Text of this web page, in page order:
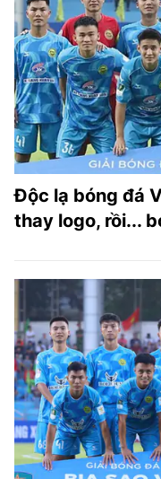
Độc lạ bóng đá
thay logo, rồi...